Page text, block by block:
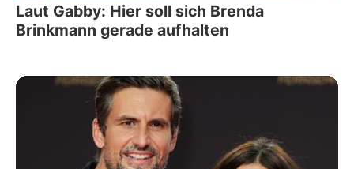
Laut Gabby: Hier soll sich Brenda
Brinkmann gerade aufhalten